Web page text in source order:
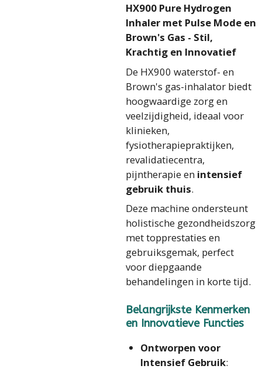
HX900 Pure Hydrogen
Inhaler met Pulse Mode en
Brown's Gas - Stil,
Krachtig en Innovatief
De HX900 waterstof- en
Brown's gas-inhalator biedt
hoogwaardige zorg en
veelzijdigheid, ideaal voor
klinieken,
fysiotherapiepraktijken,
revalidatiecentra,
pijntherapie en intensief
gebruik thuis.
Deze machine ondersteunt
holistische gezondheidszorg
met topprestaties en
gebruiksgemak, perfect
voor diepgaande
behandelingen in korte tijd.
Belangrijkste Kenmerken
en Innovatieve Functies
Ontworpen voor
Intensief Gebruik: